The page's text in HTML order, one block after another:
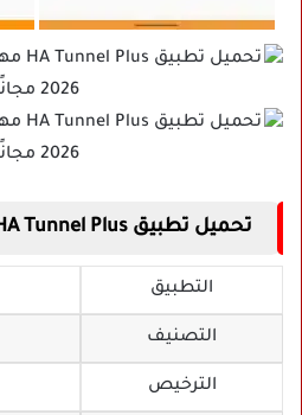
تحميل تطبيق HA Tunnel Plus مهكر Apk للاندرويد
التطبيق
التصنيف
الترخيص